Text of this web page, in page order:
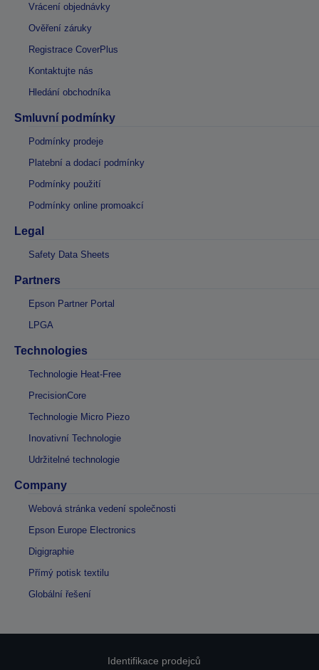
Vrácení objednávky
Ověření záruky
Registrace CoverPlus
Kontaktujte nás
Hledání obchodníka
Smluvní podmínky
Podmínky prodeje
Platební a dodací podmínky
Podmínky použití
Podmínky online promoakcí
Legal
Safety Data Sheets
Partners
Epson Partner Portal
LPGA
Technologies
Technologie Heat-Free
PrecisionCore
Technologie Micro Piezo
Inovativní Technologie
Udržitelné technologie
Company
Webová stránka vedení společnosti
Epson Europe Electronics
Digigraphie
Přímý potisk textilu
Globální řešení
Identifikace prodejců